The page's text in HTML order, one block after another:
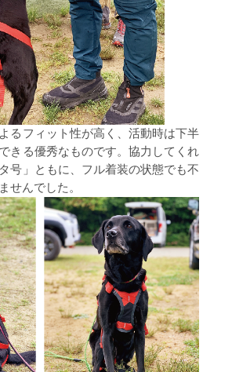
るフィット性が⾼く、活動時は下半
きる優秀なものです。協⼒してくれ
号」ともに、フル着装の状態でも不
せんでした。